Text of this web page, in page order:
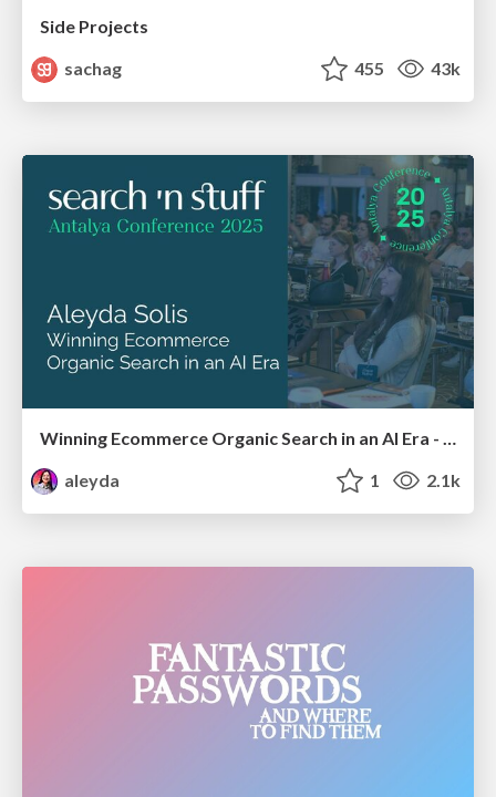
Side Projects
sachag
455 43k
Winning Ecommerce Organic Search in an AI Era - #searchnstuff2025
aleyda
1 2.1k